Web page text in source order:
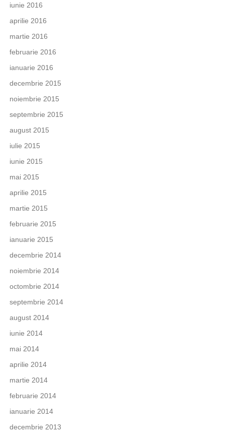
iunie 2016
aprilie 2016
martie 2016
februarie 2016
ianuarie 2016
decembrie 2015
noiembrie 2015
septembrie 2015
august 2015
iulie 2015
iunie 2015
mai 2015
aprilie 2015
martie 2015
februarie 2015
ianuarie 2015
decembrie 2014
noiembrie 2014
octombrie 2014
septembrie 2014
august 2014
iunie 2014
mai 2014
aprilie 2014
martie 2014
februarie 2014
ianuarie 2014
decembrie 2013